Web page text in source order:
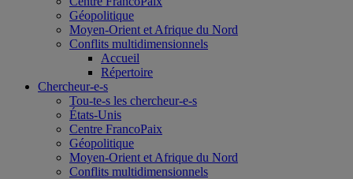
Géopolitique
Moyen-Orient et Afrique du Nord
Conflits multidimensionnels
Accueil
Répertoire
Chercheur-e-s
Tou-te-s les chercheur-e-s
États-Unis
Centre FrancoPaix
Géopolitique
Moyen-Orient et Afrique du Nord
Conflits multidimensionnels